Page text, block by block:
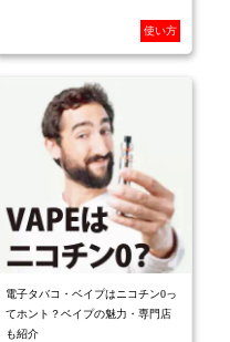
使い方
電子タバコ・ベイプはニコチン0っ
てホント？ベイプの魅力・専門店
も紹介